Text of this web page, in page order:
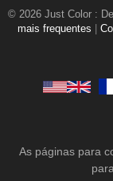
© 2026 Just Color :
mais frequentes
As páginas para